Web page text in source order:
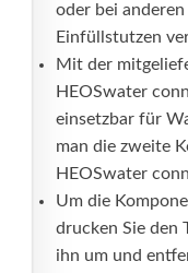
oder bei
Einfüllstutzen
Mit der
HEOSwater
einsetzbar für
man die zweite
HEOSwater
Um die
drucken Sie den
ihn um und